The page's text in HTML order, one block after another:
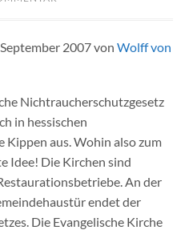
2007 von Wolff von
Nichtraucherschutzgesetz
in hessischen
aus. Wohin also zum
Idee! Die Kirchen sind
An der
endet der
Die Evangelische Kirche